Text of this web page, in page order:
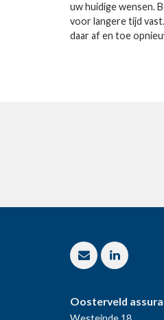
uw huidige wensen.
voor langere tijd
daar af en toe
Oosterveld